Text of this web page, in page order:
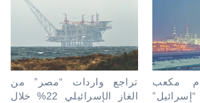
تراجع واردات “مصر” من
الغاز الإسرائيلي 22% خلال
مكعب